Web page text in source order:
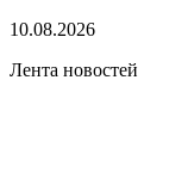
10.08.2026
Лента новостей